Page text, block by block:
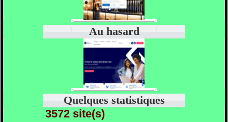
Au hasard
Quelques statistiques
3572 site(s)